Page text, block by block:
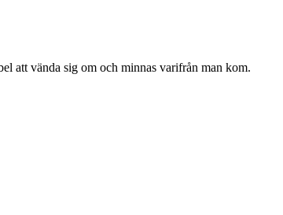
att vända sig om och minnas varifrån man kom.